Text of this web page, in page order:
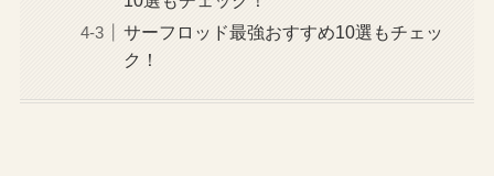
サーフロッド最強おすすめ10選もチェッ
ク！